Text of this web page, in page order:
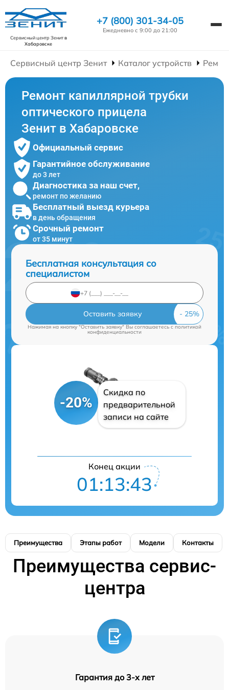
Сервисный центр Зенитв
Хабаровске
+7 (800) 301-34-05
Ежедневно с 9:00 до 21:00
Сервисный центр Зенит Каталог устройств
Ремонт капиллярной трубки
оптического прицела
Зенит в Хабаровске
Официальный сервис
Гарантийное обслуживание
до 3 лет
Диагностика за наш счет,
ремонт по желанию
Бесплатный выезд курьера
в день обращения
Срочный ремонт
от 35 минут
Бесплатная консультация со
специалистом
Оставить заявку
Нажимая на кнопку "Оставить заявку" Вы соглашаетесь cполитикой
конфиденциальности
-20%
Скидка по
предварительной
записи на сайте
Конец акции
01:13:42
Преимущества Этапы работ Модели Контакты
Преимущества сервис-
центра
Гарантия до 3-х лет